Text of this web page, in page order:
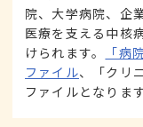
院、大学病院、企
医療を支える中核
けられます。
「病
ファイル、「クリ
ファイルとなります